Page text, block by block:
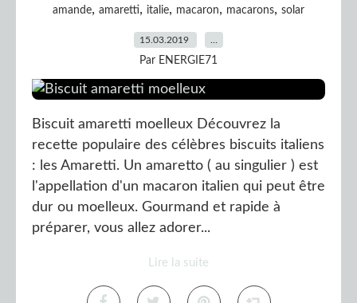
amande, amaretti, italie, macaron, macarons, solar
15.03.2019
Par ENERGIE71
Biscuit amaretti moelleux Découvrez la
recette populaire des célèbres biscuits italiens
: les Amaretti. Un amaretto ( au singulier ) est
l'appellation d'un macaron italien qui peut être
dur ou moelleux. Gourmand et rapide à
préparer, vous allez adorer...
Lire la suite